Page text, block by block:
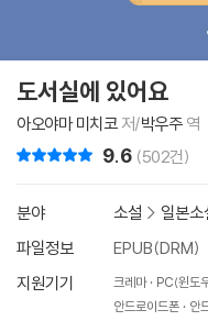
도서실에 있어요
아오야마 미치코저/박우주역
9.6 (502건)
분야 소설 > 일본소
파일정보
EPUB(DRM)
지원기기
크레마 PC(윈도
안드로이드폰
안